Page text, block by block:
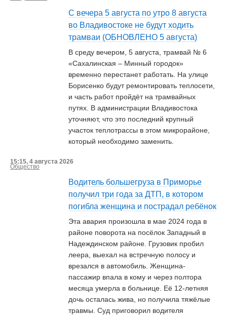
С вечера 5 августа по утро 8 августа
во Владивостоке не будут ходить
трамваи (ОБНОВЛЕНО 5 августа)
В среду вечером, 5 августа, трамвай № 6
«Сахалинская – Минный городок»
временно перестанет работать. На улице
Борисенко будут ремонтировать теплосети,
и часть работ пройдёт на трамвайных
путях. В администрации Владивостока
уточняют, что это последний крупный
участок теплотрассы в этом микрорайоне,
который необходимо заменить.
15:15, 4 августа 2026
Общество
Водитель большегруза в Приморье
получил три года за ДТП, в котором
погибла женщина и пострадал ребёнок
Эта авария произошла в мае 2024 года в
районе поворота на посёлок Западный в
Надеждинском районе. Грузовик пробил
леера, выехал на встречную полосу и
врезался в автомобиль. Женщина-
пассажир впала в кому и через полтора
месяца умерла в больнице. Её 12-летняя
дочь осталась жива, но получила тяжёлые
травмы. Суд приговорил водителя